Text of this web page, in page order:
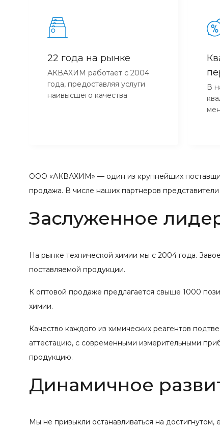
22 года на рынке
АКВАХИМ работает с 2004
года, предоставляя услуги
наивысшего качества
В
ООО «АКВАХИМ» — один из крупнейших
продажа. В числе наших партнеров
Заслуженное
На рынке технической химии мы с 2004 года.
поставляемой продукции.
К оптовой продаже предлагается свыше 1000
химии.
Качество каждого из химических реагентов
аттестацию, с современными измерительными
продукцию.
Динамичное
Мы не привыкли останавливаться на